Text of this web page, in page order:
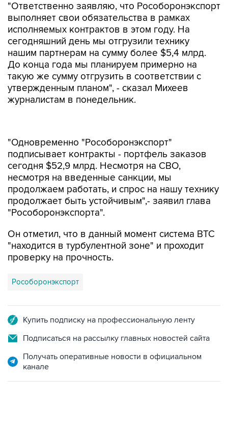
"Ответственно заявляю, что Рособоронэкспорт
выполняет свои обязательства в рамках
исполняемых контрактов в этом году. На
сегодняшний день мы отгрузили технику
нашим партнерам на сумму более $5,4 млрд.
До конца года мы планируем примерно на
такую же сумму отгрузить в соответствии с
утвержденным планом", - сказал Михеев
журналистам в понедельник.
"Одновременно "Рособоронэкспорт"
подписывает контракты - портфель заказов
сегодня $52,9 млрд. Несмотря на СВО,
несмотря на введенные санкции, мы
продолжаем работать, и спрос на нашу технику
продолжает быть устойчивым",- заявил глава
"Рособоронэкспорта".
Он отметил, что в данный момент система ВТС
"находится в турбулентной зоне" и проходит
проверку на прочность.
Рособоронэкспорт
Купить подписку на профессиональную ленту
Подписаться на рассылку главных новостей сайта
Получать оперативные новости в официальном
канале